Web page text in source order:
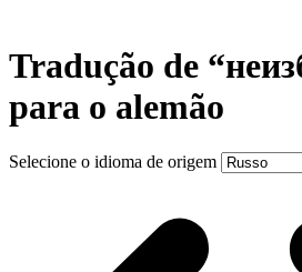
Tradução de
para o alemão
Selecione o idioma de origem